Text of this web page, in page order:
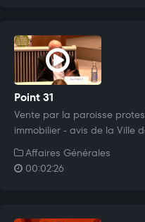
Point 31
Vente par la paroisse
immobilier - avis de la Ville
Affaires Générales
00:02:26